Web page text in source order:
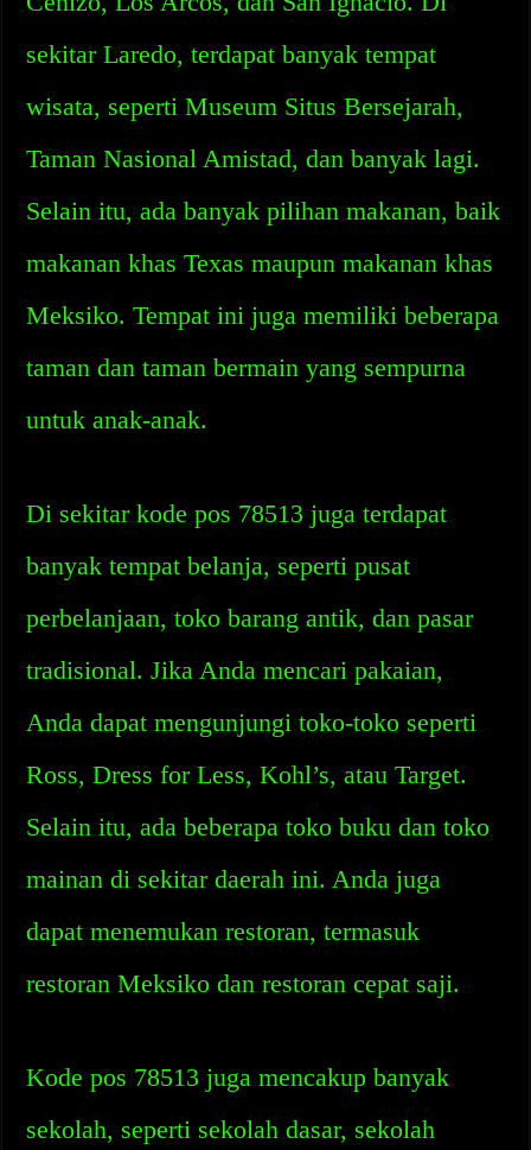
sekitar Laredo, terdapat banyak tempat
wisata, seperti Museum Situs Bersejarah,
Taman Nasional Amistad, dan banyak lagi.
Selain itu, ada banyak pilihan makanan, baik
makanan khas Texas maupun makanan khas
Meksiko. Tempat ini juga memiliki beberapa
taman dan taman bermain yang sempurna
untuk anak-anak.
Di sekitar kode pos 78513 juga terdapat
banyak tempat belanja, seperti pusat
perbelanjaan, toko barang antik, dan pasar
tradisional. Jika Anda mencari pakaian,
Anda dapat mengunjungi toko-toko seperti
Ross, Dress for Less, Kohl’s, atau Target.
Selain itu, ada beberapa toko buku dan toko
mainan di sekitar daerah ini. Anda juga
dapat menemukan restoran, termasuk
restoran Meksiko dan restoran cepat saji.
Kode pos 78513 juga mencakup banyak
sekolah, seperti sekolah dasar, sekolah